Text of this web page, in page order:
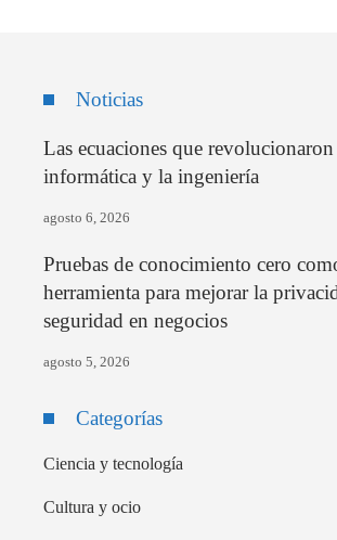
Noticias
Las ecuaciones que
informática y la ingeniería
agosto 6, 2026
Pruebas de conocimiento cero
herramienta para mejorar la
seguridad en negocios
agosto 5, 2026
Categorías
Ciencia y tecnología
Cultura y ocio